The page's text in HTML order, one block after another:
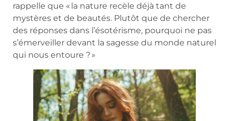
rappelle que « la nature recèle déjà tant de
mystères et de beautés. Plutôt que de chercher
des réponses dans l’ésotérisme, pourquoi ne pas
s’émerveiller devant la sagesse du monde naturel
qui nous entoure ? »